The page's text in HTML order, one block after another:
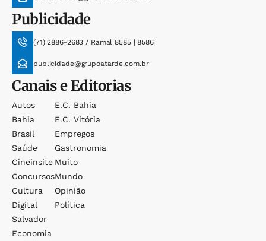
Publicidade
(71) 2886-2683 / Ramal 8585 | 8586
publicidade@grupoatarde.com.br
Canais e Editorias
Autos
Bahia
Brasil
Saúde
Cineinsite
Concursos
Cultura
Digital
Salvador
Economia
E.c. Bahia
E.c. Vitória
Empregos
Gastronomia
Muito
Mundo
Opinião
Política